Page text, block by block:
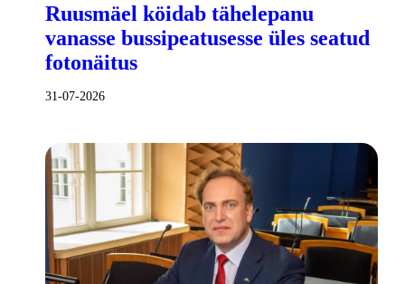
Ruusmäel köidab tähelepanu
vanasse bussipeatusesse üles seatud
fotonäitus
31-07-2026